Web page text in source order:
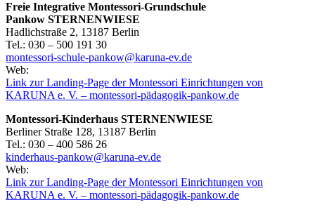
Freie Integrative Montessori-Grundschule
Pankow STERNENWIESE
Hadlichstraße 2, 13187 Berlin
Tel.: 030 – 500 191 30
montessori-schule-pankow@karuna-ev.de
Web:
Link zur Landing-Page der Montessori Einrichtungen von
KARUNA e. V. – montessori-pädagogik-pankow.de
Montessori-Kinderhaus STERNENWIESE
Berliner Straße 128, 13187 Berlin
Tel.: 030 – 400 586 26
kinderhaus-pankow@karuna-ev.de
Web:
Link zur Landing-Page der Montessori Einrichtungen von
KARUNA e. V. – montessori-pädagogik-pankow.de